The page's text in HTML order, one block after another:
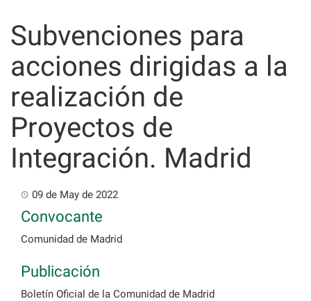
content
Subvenciones para
acciones dirigidas a la
realización de
Proyectos de
Integración. Madrid
09 de May de 2022
Convocante
Comunidad de Madrid
Publicación
Boletín Oficial de la Comunidad de Madrid